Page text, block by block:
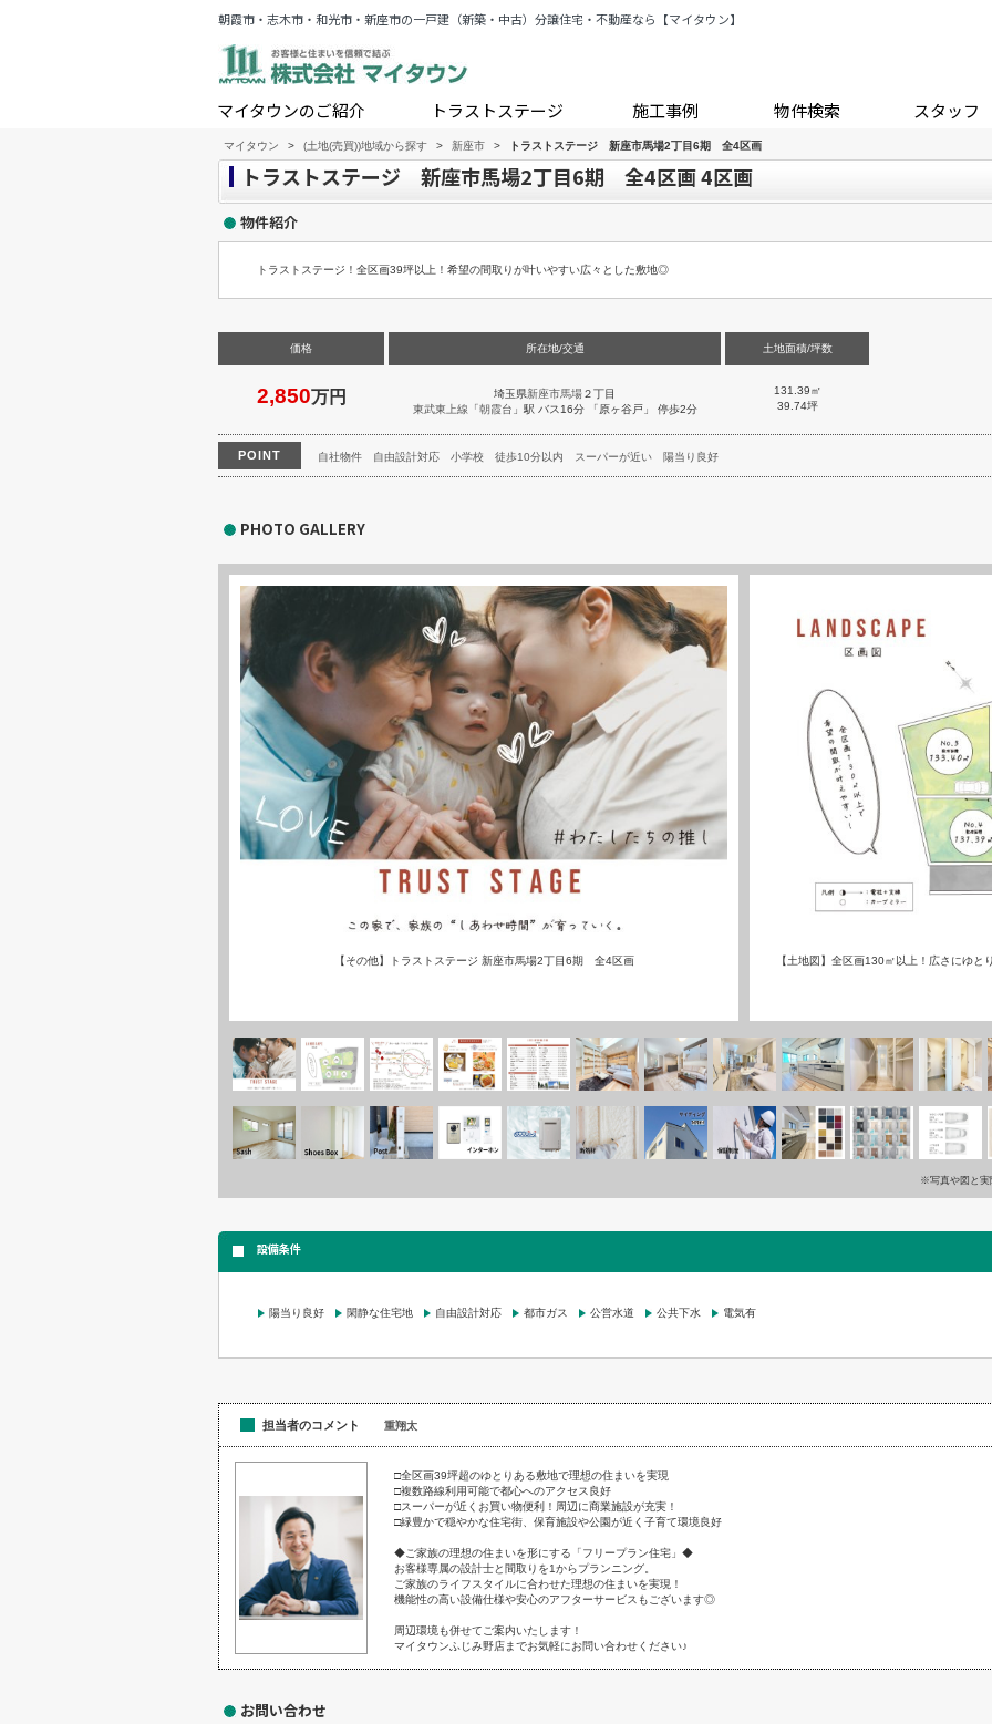
朝霞市・志木市・和光市・新座市の一戸建（新築・中古）分譲住宅・不動産なら【マイタウン】
マイタウンのご紹介 トラストステージ 施工事例 物件検索 スタッフ
マイタウン > (土地(売買))地域から探す > 新座市 > トラストステージ 新座市馬場2丁目6期 全4区画
トラストステージ 新座市馬場2丁目6期 全4区画 4区画
物件紹介
トラストステージ！全区画39坪以上！希望の間取りが叶いやすい広々とした敷地◎
価格
2,850万円
所在地/交通
埼玉県新座市馬場２丁目
東武東上線 「朝霞台 」駅 バス16分 「原ヶ谷戸」 停歩2分
土地面積/坪数
131.39㎡
39.74坪
POINT 自社物件 自由設計対応 小学校 徒歩10分以内 スーパーが近い 陽当り良好
PHOTO GALLERY
【その他】トラストステージ 新座市馬場2丁目6期 全4区画 【土地図】全区画130㎡以上！広さにゆ
※写真や図と実
設備条件
陽当り良好 閑静な住宅地 自由設計対応 都市ガス 公営水道 公共下水 電気有
担当者のコメント 重翔太
□全区画39坪超のゆとりある敷地で理想の住まいを実現
□複数路線利用可能で都心へのアクセス良好
□スーパーが近くお買い物便利！周辺に商業施設が充実！
□緑豊かで穏やかな住宅街、保育施設や公園が近く子育て環境良好
◆ご家族の理想の住まいを形にする「フリープラン住宅」◆
お客様専属の設計士と間取りを1からプランニング。
ご家族のライフスタイルに合わせた理想の住まいを実現！
機能性の高い設備仕様や安心のアフターサービスもございます◎
周辺環境も併せてご案内いたします！
マイタウンふじみ野店までお気軽にお問い合わせください♪
お問い合わせ